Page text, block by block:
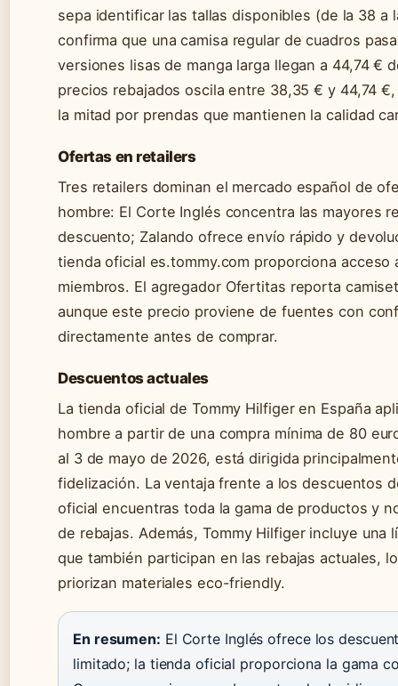
sepa identificar las tallas disponibles (de la 38 a
confirma que una camisa regular de cuadros
versiones lisas de manga larga llegan a 44,74 €
precios rebajados oscila entre 38,35 € y 44,74
la mitad por prendas que mantienen la calidad
Ofertas en retailers
Tres retailers dominan el mercado español de
hombre: El Corte Inglés concentra las mayores
descuento; Zalando ofrece envío rápido y
tienda oficial es.tommy.com proporciona acceso
miembros. El agregador Ofertitas reporta
aunque este precio proviene de fuentes con
directamente antes de comprar.
Descuentos actuales
La tienda oficial de Tommy Hilfiger en España
hombre a partir de una compra mínima de 80
al 3 de mayo de 2026, está dirigida
fidelización. La ventaja frente a los descuentos
oficial encuentras toda la gama de productos y
de rebajas. Además, Tommy Hilfiger incluye
que también participan en las rebajas actuales,
priorizan materiales eco-friendly.
En resumen: El Corte Inglés ofrece los
limitado; la tienda oficial proporciona la gama